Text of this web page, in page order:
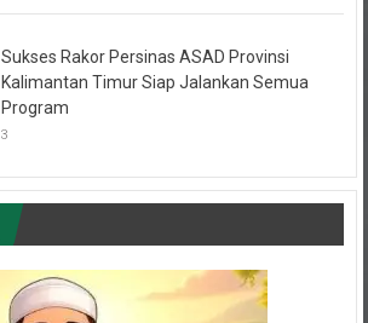
Sukses Rakor Persinas ASAD Provinsi
Kalimantan Timur Siap Jalankan Semua
Program
3